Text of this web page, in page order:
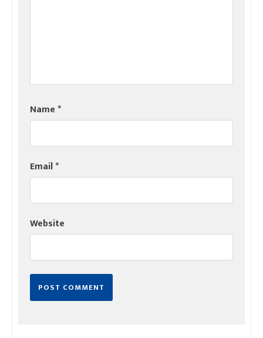
Name*
Email*
Website